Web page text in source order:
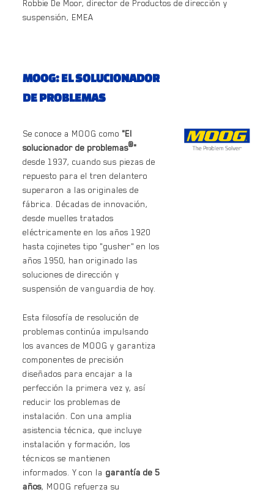
Robbie De Moor, director de Productos de dirección y
suspensión, EMEA
MOOG: EL SOLUCIONADOR
DE PROBLEMAS
Se conoce a MOOG como "El
solucionador de problemas®"
desde 1937, cuando sus piezas de
repuesto para el tren delantero
superaron a las originales de
fábrica. Décadas de innovación,
desde muelles tratados
eléctricamente en los años 1920
hasta cojinetes tipo "gusher" en los
años 1950, han originado las
soluciones de dirección y
suspensión de vanguardia de hoy.
Esta filosofía de resolución de
problemas continúa impulsando
los avances de MOOG y garantiza
componentes de precisión
diseñados para encajar a la
perfección la primera vez y, así
reducir los problemas de
instalación. Con una amplia
asistencia técnica, que incluye
instalación y formación, los
técnicos se mantienen
informados. Y con la garantía de 5
años, MOOG refuerza su